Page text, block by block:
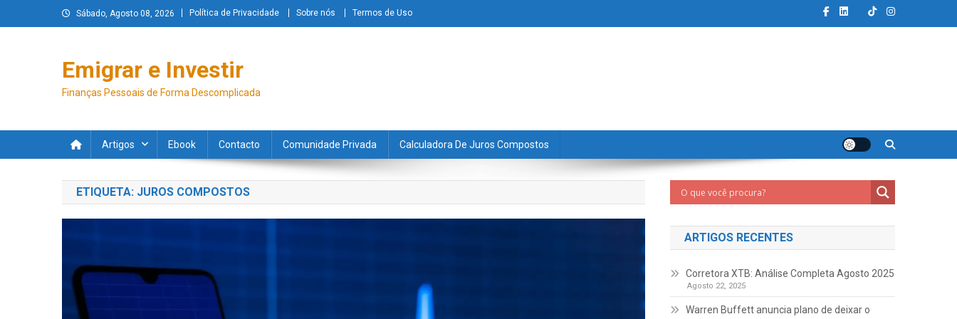
Sábado, Agosto 08, 2026 Política de Privacidade Sobre nós Termos de Uso
Emigrar e Investir
Finanças Pessoais de Forma Descomplicada
Artigos Ebook Contacto Comunidade Privada Calculadora De Juros Compostos
ETIQUETA: JUROS COMPOSTOS
ARTIGOS RECENTES
Corretora XTB: Análise Completa Agosto 2025
Agosto 22, 2025
Warren Buffett anuncia plano de deixar o